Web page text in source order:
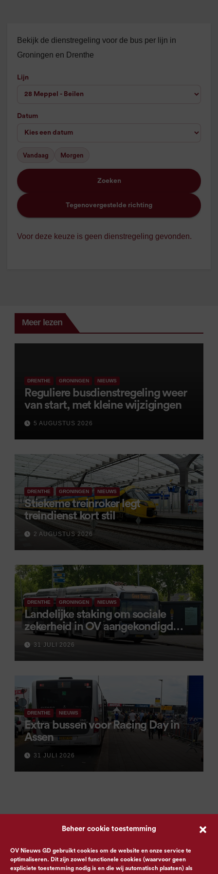
Beheer cookie toestemming
OV Nieuws GD gebruikt cookies om de website en onze service te
optimaliseren. Dit zijn zowel functionele cookies (waarvoor geen
expliciete toestemming nodig is en die wij automatisch plaatsen) als
Bekijk de dienstregeling voor de bus per lijn in
Groningen en Drenthe
Lijn
Datum
Vandaag Morgen
Zoeken
Tegenovergestelde richting
Voor deze keuze is geen dienstregeling gevonden.
Meer lezen
DRENTHE GRONINGEN NIEUWS
Reguliere busdienstregeling weer
van start, met kleine wijzigingen
5 AUGUSTUS 2026
DRENTHE GRONINGEN NIEUWS
Stiekeme treinroker legt
treindienst kort stil
2 AUGUSTUS 2026
DRENTHE GRONINGEN NIEUWS
Landelijke staking om sociale
zekerheid in OV aangekondigd
voor 9 september
31 JULI 2026
DRENTHE NIEUWS
Extra bussen voor Racing Day in
Assen
31 JULI 2026